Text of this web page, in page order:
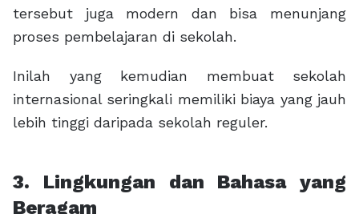
tersebut juga modern dan bisa menunjang
proses pembelajaran di sekolah.
Inilah yang kemudian membuat sekolah
internasional seringkali memiliki biaya yang jauh
lebih tinggi daripada sekolah reguler.
3. Lingkungan dan Bahasa yang
Beragam